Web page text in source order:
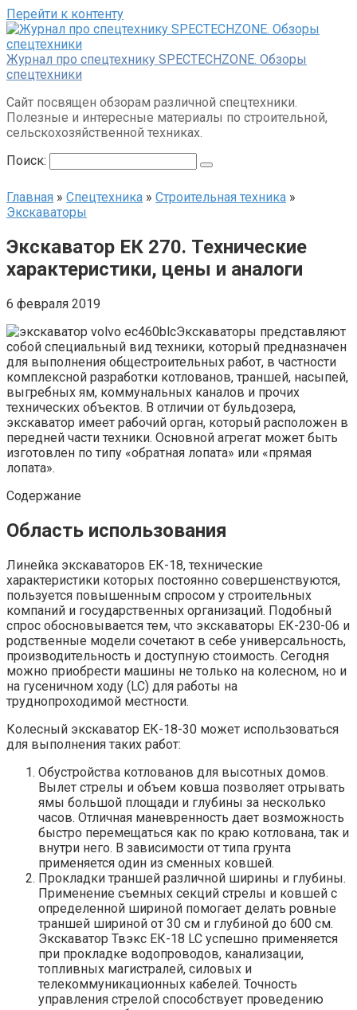
Перейти к контенту
Журнал про спецтехнику SPECTECHZONE. Обзоры
спецтехники
Сайт посвящен обзорам различной спецтехники.
Полезные и интересные материалы по строительной,
сельскохозяйственной техниках.
Поиск:
Главная » Спецтехника » Строительная техника »
Экскаваторы
Экскаватор ЕК 270. Технические
характеристики, цены и аналоги
6 февраля 2019
Экскаваторы представляют
собой специальный вид техники, который предназначен
для выполнения общестроительных работ, в частности
комплексной разработки котлованов, траншей, насыпей,
выгребных ям, коммунальных каналов и прочих
технических объектов. В отличии от бульдозера,
экскаватор имеет рабочий орган, который расположен в
передней части техники. Основной агрегат может быть
изготовлен по типу «обратная лопата» или «прямая
лопата».
Содержание
Область использования
Линейка экскаваторов ЕК-18, технические
характеристики которых постоянно совершенствуются,
пользуется повышенным спросом у строительных
компаний и государственных организаций. Подобный
спрос обосновывается тем, что экскаваторы ЕК-230-06 и
родственные модели сочетают в себе универсальность,
производительность и доступную стоимость. Сегодня
можно приобрести машины не только на колесном, но и
на гусеничном ходу (LC) для работы на
труднопроходимой местности.
Колесный экскаватор ЕК-18-30 может использоваться
для выполнения таких работ:
Обустройства котлованов для высотных домов.
Вылет стрелы и объем ковша позволяет отрывать
ямы большой площади и глубины за несколько
часов. Отличная маневренность дает возможность
быстро перемещаться как по краю котлована, так и
внутри него. В зависимости от типа грунта
применяется один из сменных ковшей.
Прокладки траншей различной ширины и глубины.
Применение съемных секций стрелы и ковшей с
определенной шириной помогает делать ровные
траншей шириной от 30 см и глубиной до 600 см.
Экскаватор Твэкс ЕК-18 LC успешно применяется
при прокладке водопроводов, канализации,
топливных магистралей, силовых и
телекоммуникационных кабелей. Точность
управления стрелой способствует проведению